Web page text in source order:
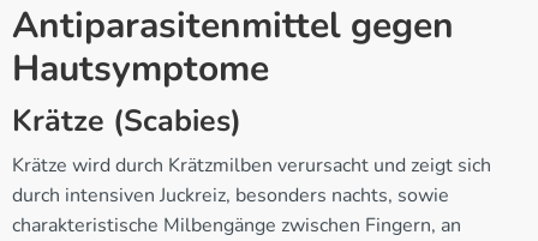
Antiparasitenmittel gegen
Hautsymptome
Krätze (Scabies)
Krätze wird durch Krätzmilben verursacht und zeigt sich
durch intensiven Juckreiz, besonders nachts, sowie
charakteristische Milbengänge zwischen Fingern, an